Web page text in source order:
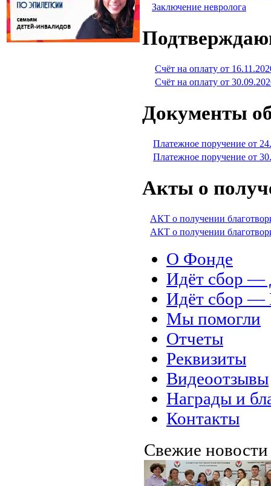
Заключение невролога
Счёт на оплату от
Счёт на оплату от
Документы
Платежное поручение от
Платежное поручение от
Акты о
АКТ о получении
АКТ о получении
О Фонде
Идёт сбор
Идёт сбор
Мы помогли
Отчеты
Реквизиты
Видеоотзывы
Награды и
Контакты
Свежие